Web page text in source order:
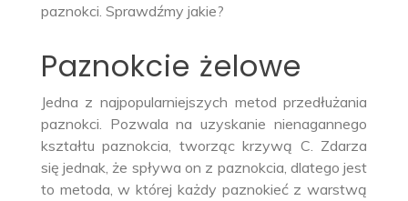
paznokci. Sprawdźmy jakie?
Paznokcie żelowe
Jedna z najpopularniejszych metod przedłużania
paznokci. Pozwala na uzyskanie nienagannego
kształtu paznokcia, tworząc krzywą C. Zdarza
się jednak, że spływa on z paznokcia, dlatego jest
to metoda, w której każdy paznokieć z warstwą